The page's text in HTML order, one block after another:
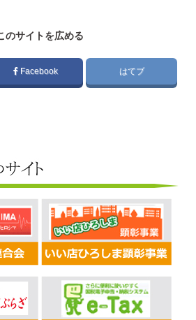
のサイトを広める
Facebook はてブ